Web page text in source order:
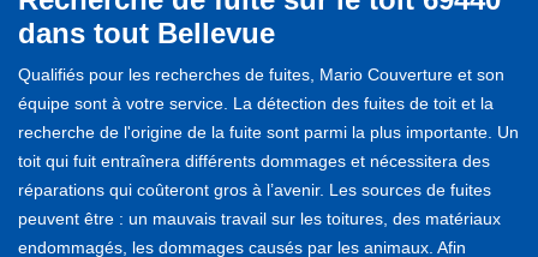
dans tout Bellevue
Qualifiés pour les recherches de fuites, Mario Couverture et son
équipe sont à votre service. La détection des fuites de toit et la
recherche de l'origine de la fuite sont parmi la plus importante. Un
toit qui fuit entraînera différents dommages et nécessitera des
réparations qui coûteront gros à l’avenir. Les sources de fuites
peuvent être : un mauvais travail sur les toitures, des matériaux
endommagés, les dommages causés par les animaux. Afin